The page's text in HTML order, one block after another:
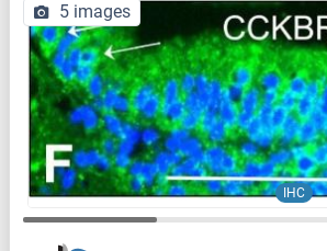
IHC
5 images